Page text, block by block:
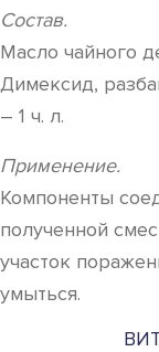
Состав.
Масло чайного
Димексид,
– 1 ч. л.
Применение.
Компоненты
полученной
участок
умыться.